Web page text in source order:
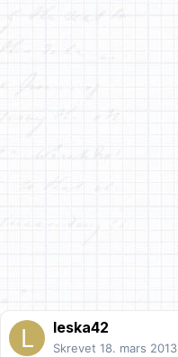
leska42
Skrevet 18. mars 2013